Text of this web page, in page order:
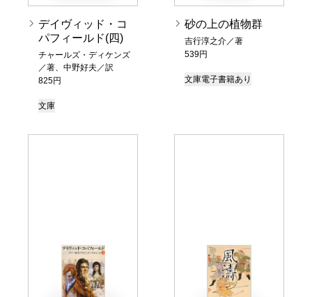
デイヴィッド・コ
パフィールド(四)
チャールズ・ディケンズ
／著、中野好夫／訳
825円
文庫
砂の上の植物群
吉行淳之介／著
539円
文庫電子書籍あり